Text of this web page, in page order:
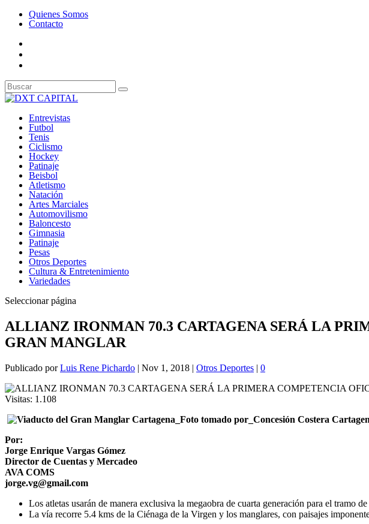
Quienes Somos
Contacto
Entrevistas
Futbol
Tenis
Ciclismo
Hockey
Patinaje
Beisbol
Atletismo
Natación
Artes Marciales
Automovilismo
Baloncesto
Gimnasia
Patinaje
Pesas
Otros Deportes
Cultura & Entretenimiento
Variedades
Seleccionar página
ALLIANZ IRONMAN 70.3 CARTAGENA SERÁ LA
GRAN MANGLAR
Publicado porLuis Rene Pichardo | Nov 1, 2018 | Otros Deportes | 0
Visitas: 1.108
Por:
Jorge Enrique Vargas Gómez
Director de Cuentas y Mercadeo
AVA COMS
jorge.vg@gmail.com
Los atletas usarán de manera exclusiva la megaobra de cuarta generación para el tramo
La vía recorre 5.4 kms de la Ciénaga de la Virgen y los manglares, con paisajes